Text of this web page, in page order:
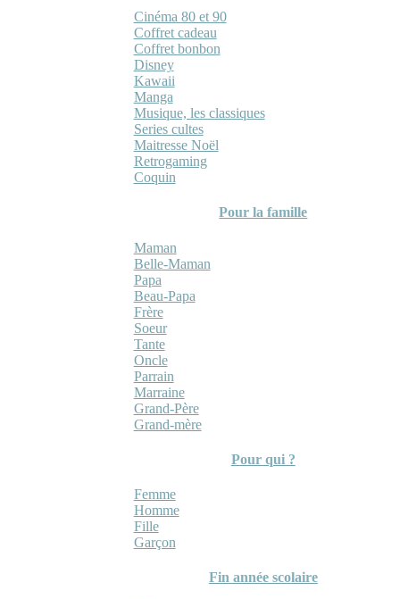
Cinéma 80 et 90
Coffret cadeau
Coffret bonbon
Disney
Kawaii
Manga
Musique, les classiques
Series cultes
Maitresse Noël
Retrogaming
Coquin
Pour la famille
Maman
Belle-Maman
Papa
Beau-Papa
Frère
Soeur
Tante
Oncle
Parrain
Marraine
Grand-Père
Grand-mère
Pour qui ?
Femme
Homme
Fille
Garçon
Fin année scolaire